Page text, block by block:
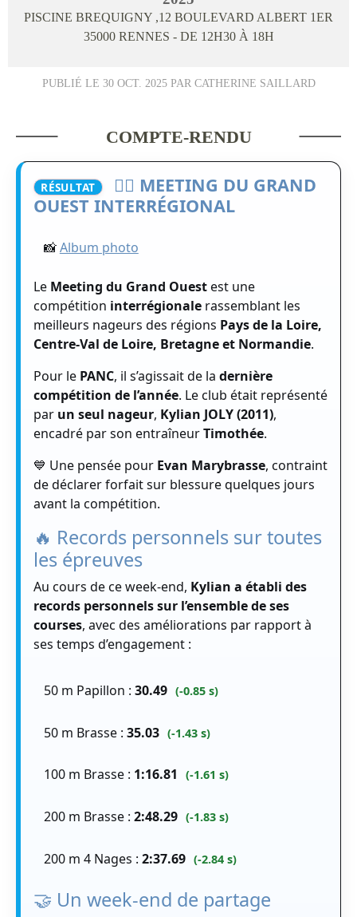
PISCINE BREQUIGNY ,12 BOULEVARD ALBERT 1ER
35000 RENNES - DE 12H30 À 18H
PUBLIÉ LE 30 OCT. 2025PAR CATHERINE SAILLARD
COMPTE-RENDU
RÉSULTAT
🏊‍♂️ MEETING DU GRAND
OUEST INTERRÉGIONAL
📸Album photo
Le Meeting du Grand Ouestest une
compétition interrégionale rassemblant les
meilleurs nageurs des régions Pays de la Loire,
Centre-Val de Loire, Bretagne et Normandie.
Pour le PANC, il s’agissait de la dernière
compétition de l’année. Le club était représenté
par un seul nageur, Kylian JOLY (2011),
encadré par son entraîneurTimothée.
💙 Une pensée pour Evan Marybrasse, contraint
de déclarer forfait sur blessure quelques jours
avant la compétition.
🔥 Records personnels sur toutes
les épreuves
Au cours de ce week-end, Kylian a établi des
records personnels sur l’ensemble de ses
courses, avec des améliorations par rapport à
ses temps d’engagement :
50 m Papillon : 30.49 (-0.85 s)
50 m Brasse : 35.03 (-1.43 s)
100 m Brasse : 1:16.81 (-1.61 s)
200 m Brasse : 2:48.29 (-1.83 s)
200 m 4 Nages : 2:37.69 (-2.84 s)
🤝 Un week-end de partage